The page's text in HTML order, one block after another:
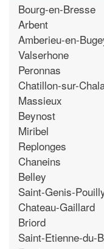
Bourg-en-Bresse
Arbent
Amberieu-en-
Valserhone
Peronnas
Chatillon-sur-
Massieux
Beynost
Miribel
Replonges
Chaneins
Belley
Saint-Genis-
Chateau-Gaillard
Briord
Saint-Etienne-du-